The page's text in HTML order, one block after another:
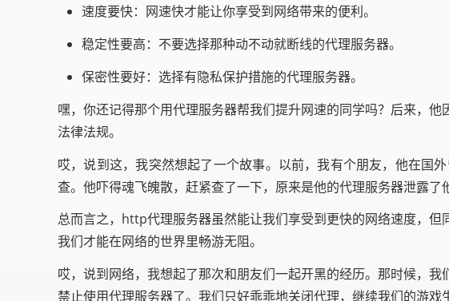
速度要快：网速快才能让你享受到网络带来的便利。
稳定性要高：不要选择那种动不动就断线的代理服务器。
保密性要好：选择有隐私保护措施的代理服务器。
嘿，你还记得那个用代理服务器帮我们提升网速的同学吗？后来，
法律法规。
哎，说到这，我突然想起了一个故事。以前，我有个朋友，他在国
查。他吓得魂飞魄散，赶紧查了一下，原来是他的代理服务器泄露了
总而言之，http代理服务器虽然能让我们享受到更快的网络速度，但
我们才能在网络的世界里畅游无阻。
哎，说到网络，我想起了那次和朋友们一起开黑的经历。那时候，
禁止使用代理服务器了。我们只好乖乖地关闭代理，继续我们的游戏